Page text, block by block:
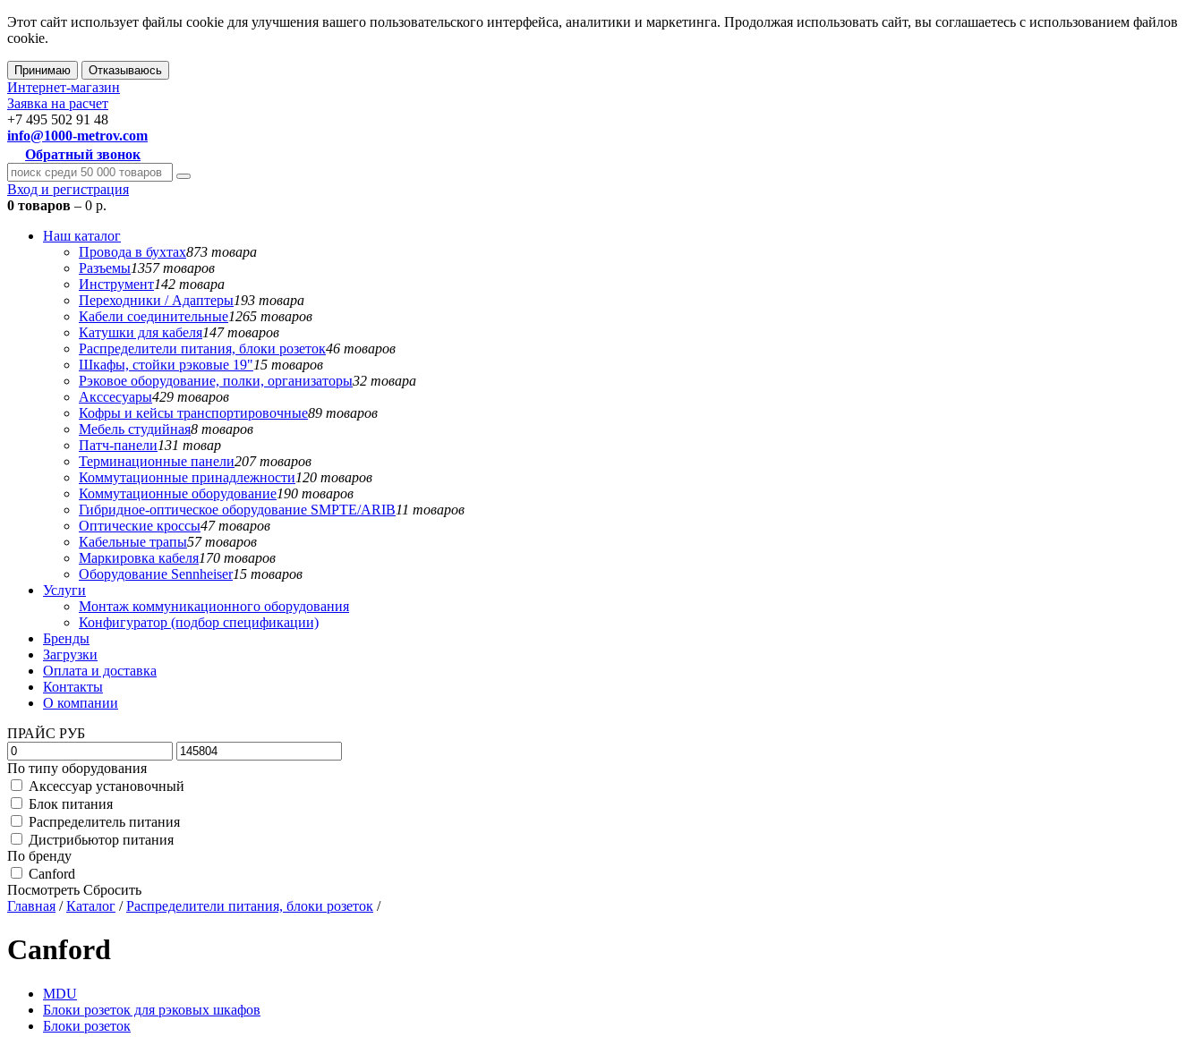
Этот сайт использует файлы cookie для улучшения вашего пользовательского интерфейса, аналитики и маркетинга. Продолжая использовать сайт, вы соглашаетесь с использованием файлов
cookie.
Принимаю Отказываюсь
Интернет-магазин
Заявка на расчет
+7 495 502 91 48
info@1000-metrov.com
Обратный звонок
Вход и регистрация
0 товаров – 0 р.
Наш каталог
Провода в бухтах873 товара
Разъемы1357 товаров
Инструмент142 товара
Переходники / Адаптеры193 товара
Кабели соединительные1265 товаров
Катушки для кабеля147 товаров
Распределители питания, блоки розеток46 товаров
Шкафы, стойки рэковые 19"15 товаров
Рэковое оборудование, полки, организаторы32 товара
Акссесуары429 товаров
Кофры и кейсы транспортировочные89 товаров
Мебель студийная8 товаров
Патч-панели131 товар
Терминационные панели207 товаров
Коммутационные принадлежности120 товаров
Коммутационные оборудование190 товаров
Гибридное-оптическое оборудование SMPTE/ARIB11 товаров
Оптические кроссы47 товаров
Кабельные трапы57 товаров
Маркировка кабеля170 товаров
Оборудование Sennheiser15 товаров
Услуги
Монтаж коммуникационного оборудования
Конфигуратор (подбор спецификации)
Бренды
Загрузки
Оплата и доставка
Контакты
О компании
ПРАЙС РУБ
По типу оборудования
Аксессуар установочный
Блок питания
Распределитель питания
Дистрибьютор питания
По бренду
Canford
Посмотреть Сбросить
Главная /Каталог /Распределители питания, блоки розеток /
Canford
MDU
Блоки розеток для рэковых шкафов
Блоки розеток